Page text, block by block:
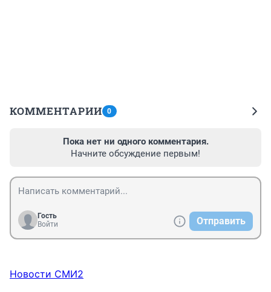
КОММЕНТАРИИ 0
Пока нет ни одного комментария.
Начните обсуждение первым!
Гость
Войти
Отправить
Новости СМИ2